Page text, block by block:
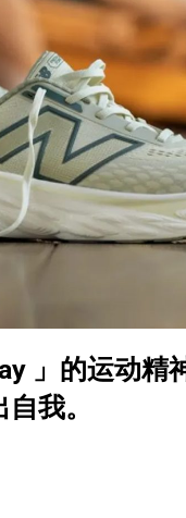
」的运动精
我。